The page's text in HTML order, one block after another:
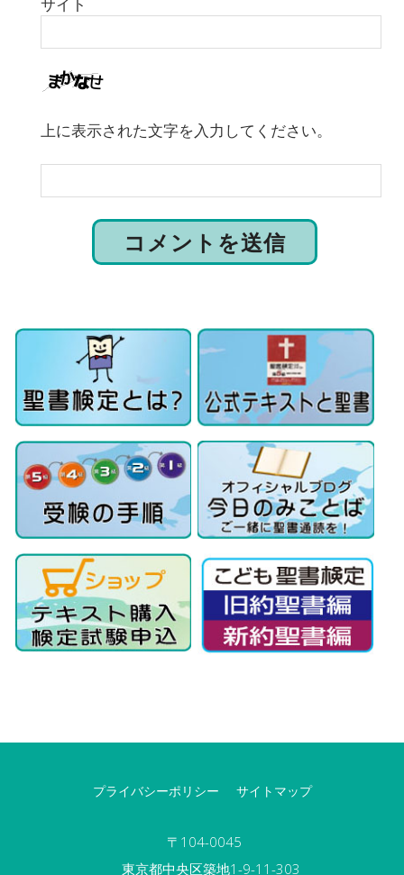
上に表示された文字を入力してください。
プライバシーポリシー サイトマップ
〒104-0045
東京都中央区築地1-9-11-303